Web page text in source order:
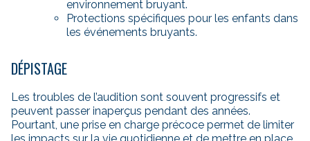
environnement bruyant.
Protections spécifiques pour les enfants dans
les événements bruyants.
DÉPISTAGE
Les troubles de l’audition sont souvent progressifs et
peuvent passer inaperçus pendant des années.
Pourtant, une prise en charge précoce permet de limiter